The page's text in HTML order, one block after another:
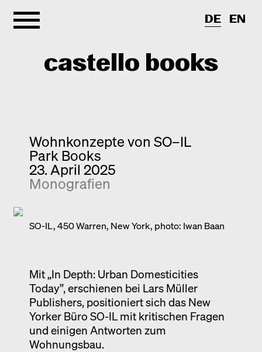
castello books
Kategorien
Interview
Kurznotizen
Monografien
Ausstellung
Venedig
Termine
Info
Newsletter
Kontakt
DE EN
Wohnkonzepte von SO–IL
Park Books
23. April 2025
Monografien
SO-IL, 450 Warren, New York, photo: Iwan Baan
Mit „In Depth: Urban Domesticities
Today”, erschienen bei Lars Müller
Publishers, positioniert sich das New
Yorker Büro SO-IL mit kritischen Fragen
und einigen Antworten zum
Wohnungsbau.